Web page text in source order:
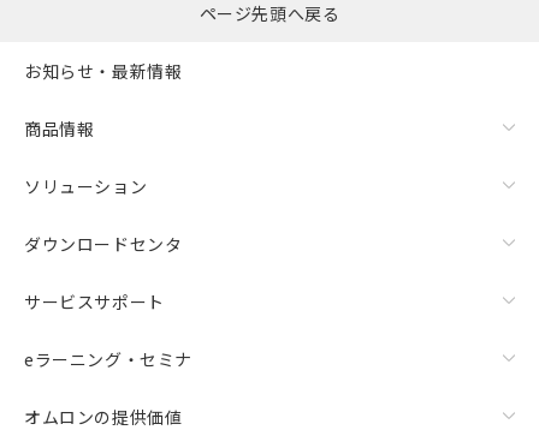
ページ先頭へ戻る
お知らせ・最新情報
商品情報
ソリューション
ダウンロードセンタ
サービスサポート
eラーニング・セミナ
オムロンの提供価値